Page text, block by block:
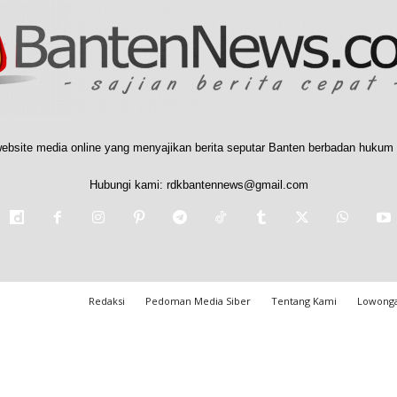
media online yang menyajikan berita seputar Banten berbadan
Hubungi kami: rdkbantennews@gmail.com
Redaksi Pedoman Media Siber Tentang Kami